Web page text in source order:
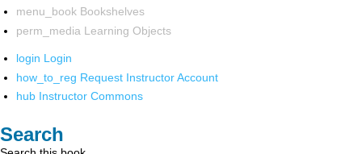
menu_book Bookshelves
perm_media Learning Objects
login Login
how_to_reg Request Instructor Account
hub Instructor Commons
Search